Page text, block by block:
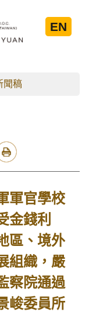
EN
聞稿
軍官學校
金錢利
區、境外
組織，嚴
察院通過
峻委員所